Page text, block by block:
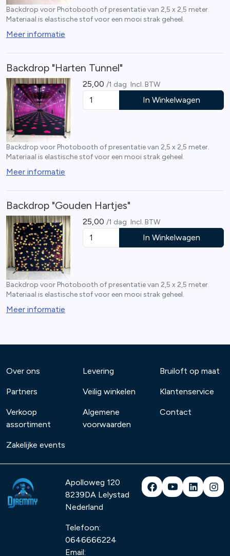
Backdrop voor Photobooth of presentatie van 2,5 x 2,5 meter.
Materiaal is elastische stof voor een mooi strak geheel.
Meer informatie
Backdrop "Harten Tunnel"
25,00 /1 dag Incl. BTW
In Winkelwagen
Backdrop voor Photobooth of presentatie van 2,5 x 2,5 meter.
Materiaal is elastische stof voor een mooi strak geheel.
Meer informatie
Backdrop "Gouden Hartjes"
25,00 /1 dag Incl. BTW
In Winkelwagen
Backdrop voor Photobooth of presentatie van 2,5 x 2,5 meter.
Materiaal is elastische stof voor een mooi strak geheel.
Meer informatie
Over ons
Partners
Verkoop
assortiment
Zakelijke events
Levering
Veilig winkelen
Algemene
voorwaarden
Bruiloft op maat
Klantenservice
Contact
Apolloweg 120
8239DA Lelystad
Nederland
Telefoon:
0646666224
Email: